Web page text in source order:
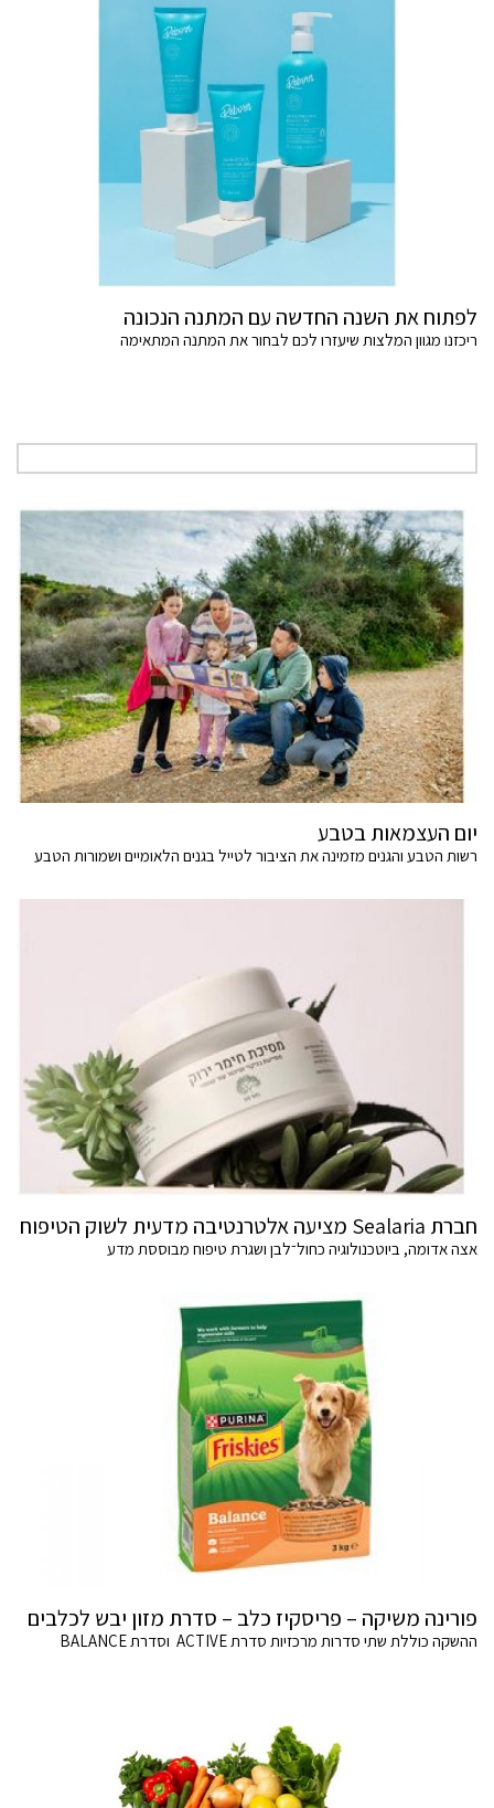
לפתוח את השנה החדשה עם המתנה הנכונה
ריכזנו מגוון המלצות שיעזרו לכם לבחור את המתנה המתאימה
יום העצמאות בטבע
רשות הטבע והגנים מזמינה את הציבור לטייל בגנים הלאומיים ושמורות הטבע
חברת Sealaria מציעה אלטרנטיבה מדעית לשוק הטיפוח
אצה אדומה, ביוטכנולוגיה כחול־לבן ושגרת טיפוח מבוססת מדע
פורינה משיקה – פריסקיז כלב – סדרת מזון יבש לכלבים
ההשקה כוללת שתי סדרות מרכזיות סדרת ACTIVE וסדרת BALANCE